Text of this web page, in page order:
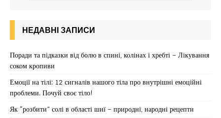
НЕДАВНІ ЗАПИСИ
Поради та підказки від болю в спині, колінах і хребті – Лікування
соком кропиви
Емоції на тілі: 12 сигналів нашого тіла про внутрішні емоційні
проблеми. Почуй своє тіло!
Як “розбити” солі в області шиї – природні, народні рецепти